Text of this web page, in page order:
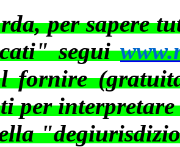
per sapere
segui
fornire
per